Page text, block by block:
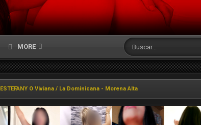
MORE
ESTEFANY O Viviana / La Dominicana - Morena Alta